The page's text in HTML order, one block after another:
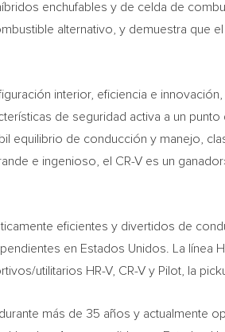
enchufables y de celda de
alternativo, y demuestra que
interior, eficiencia e
de seguridad activa a un
equilibrio de conducción y manejo,
e ingenioso, el CR-V es un
eficientes y divertidos de
en Estados Unidos. La línea
utilitarios HR-V, CR-V y Pilot, la
más de 35 años y actualmente